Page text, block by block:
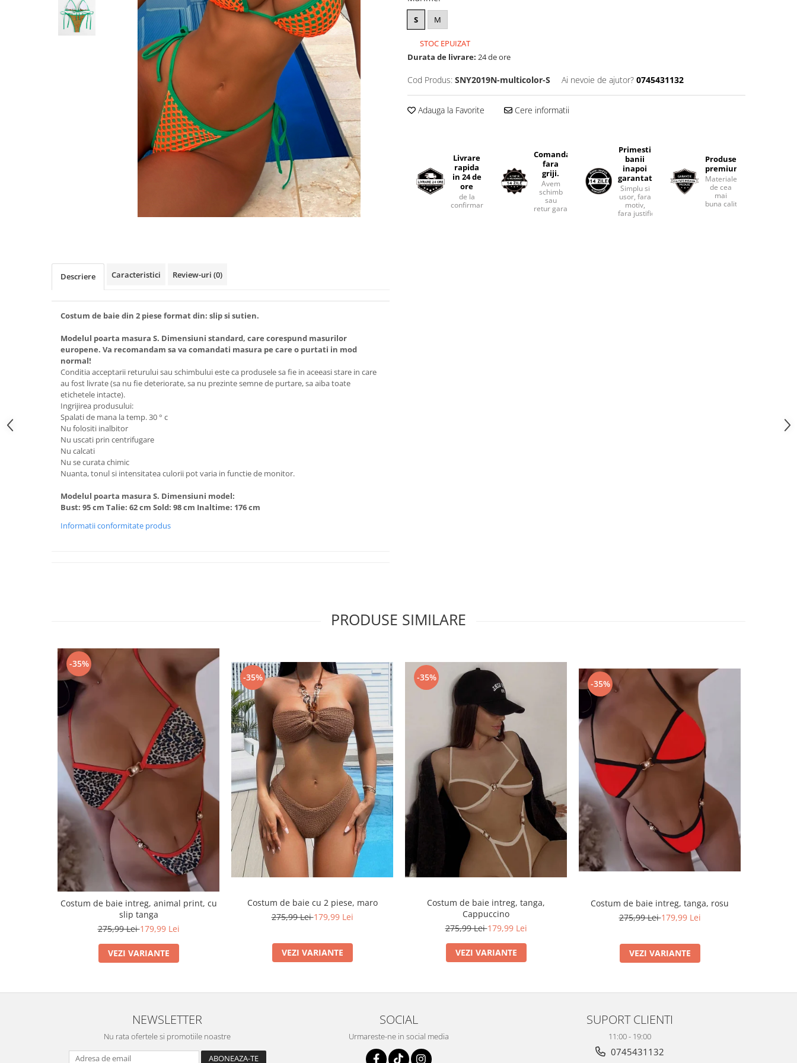
S M
STOC EPUIZAT
Durata de livrare: 24 de ore
Cod Produs: SNY2019N-multicolor-S Ai nevoie de ajutor? 0745431132
Adauga la Favorite Cere informatii
Livrare
rapida
in 24 de
ore
de la
confirmarea comenzii.
Comanda
fara
griji.
Avem
schimb
sau
retur garantat.
Primesti
banii
inapoi
garantat
Simplu si
usor, fara
motiv,
fara justificari.
Produse
premium.
Materiale
de cea
mai
buna calitate.
Descriere Caracteristici Review-uri (0)
Costum de baie din 2 piese format din: slip si sutien.
Modelul poarta masura S. Dimensiuni standard, care corespund masurilor
europene. Va recomandam sa va comandati masura pe care o purtati in mod
normal!
Conditia acceptarii returului sau schimbului este ca produsele sa fie in aceeasi stare in care
au fost livrate (sa nu fie deteriorate, sa nu prezinte semne de purtare, sa aiba toate
etichetele intacte).
Ingrijirea produsului:
Spalati de mana la temp. 30 ° c
Nu folositi inalbitor
Nu uscati prin centrifugare
Nu calcati
Nu se curata chimic
Nuanta, tonul si intensitatea culorii pot varia in functie de monitor.
Modelul poarta masura S. Dimensiuni model:
Bust: 95 cm Talie: 62 cm Sold: 98 cm Inaltime: 176 cm
Informatii conformitate produs
PRODUSE SIMILARE
-35%
Costum de baie intreg, animal print, cu
slip tanga
275,99 Lei179,99 Lei
VEZI VARIANTE
-35%
Costum de baie cu 2 piese, maro
275,99 Lei179,99 Lei
VEZI VARIANTE
-35%
Costum de baie intreg, tanga,
Cappuccino
275,99 Lei179,99 Lei
VEZI VARIANTE
-35%
Costum de baie intreg, tanga, rosu
275,99 Lei179,99 Lei
VEZI VARIANTE
NEWSLETTER
Nu rata ofertele si promotiile noastre
SOCIAL
Urmareste-ne in social media
SUPORT CLIENTI
11:00 - 19:00
0745431132